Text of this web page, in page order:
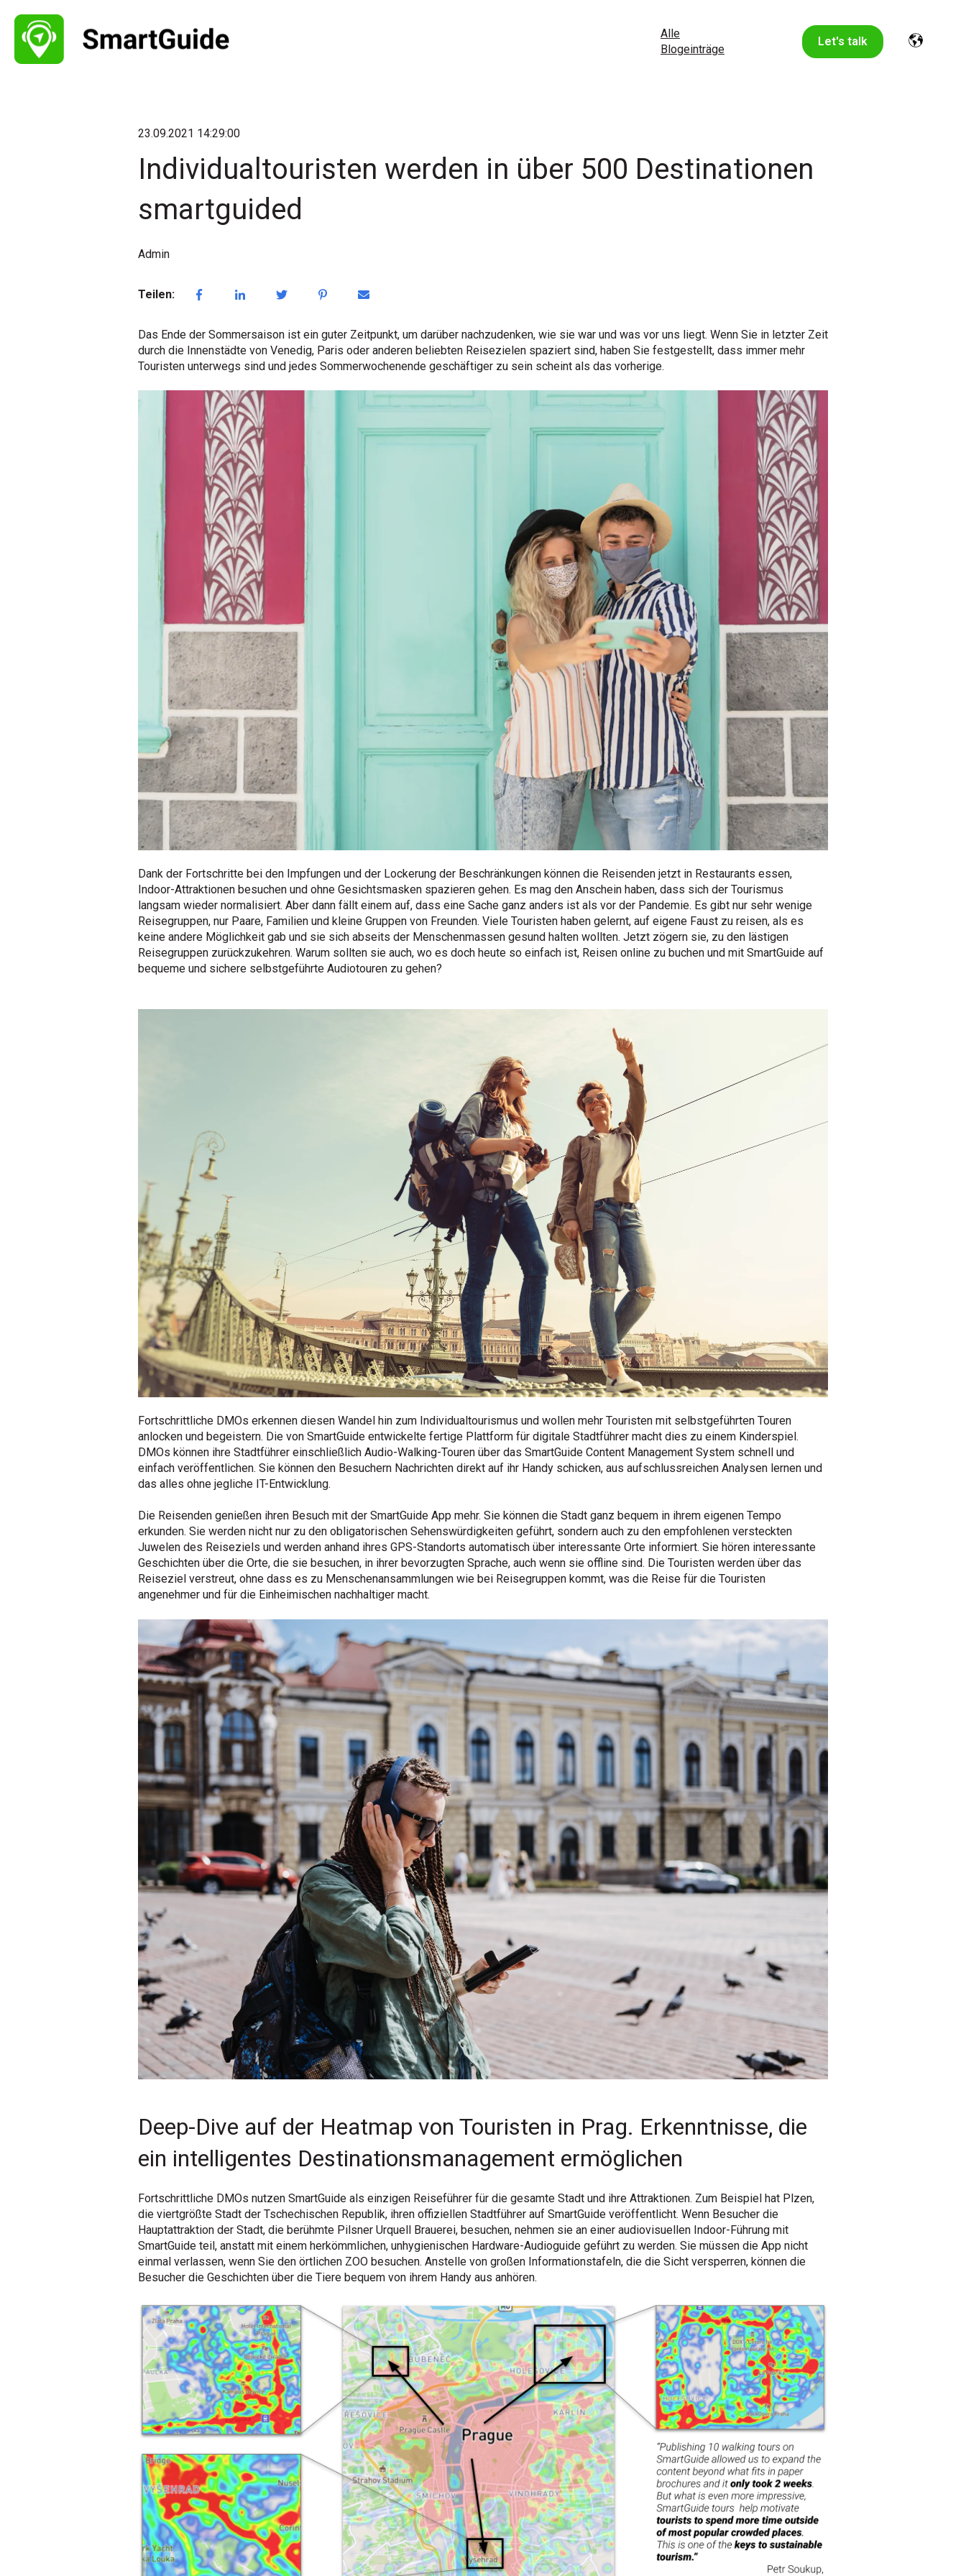
Alle
Blogeinträge
Let's talk
23.09.2021 14:29:00
Individualtouristen werden in über 500 Destinationen
smartguided
Admin
Teilen:
Das Ende der Sommersaison ist ein guter Zeitpunkt, um darüber nachzudenken, wie sie war und was vor uns liegt. Wenn Sie in letzter Zeit
durch die Innenstädte von Venedig, Paris oder anderen beliebten Reisezielen spaziert sind, haben Sie festgestellt, dass immer mehr
Touristen unterwegs sind und jedes Sommerwochenende geschäftiger zu sein scheint als das vorherige.
Dank der Fortschritte bei den Impfungen und der Lockerung der Beschränkungen können die Reisenden jetzt in Restaurants essen,
Indoor-Attraktionen besuchen und ohne Gesichtsmasken spazieren gehen. Es mag den Anschein haben, dass sich der Tourismus
langsam wieder normalisiert. Aber dann fällt einem auf, dass eine Sache ganz anders ist als vor der Pandemie. Es gibt nur sehr wenige
Reisegruppen, nur Paare, Familien und kleine Gruppen von Freunden. Viele Touristen haben gelernt, auf eigene Faust zu reisen, als es
keine andere Möglichkeit gab und sie sich abseits der Menschenmassen gesund halten wollten. Jetzt zögern sie, zu den lästigen
Reisegruppen zurückzukehren. Warum sollten sie auch, wo es doch heute so einfach ist, Reisen online zu buchen und mit SmartGuide auf
bequeme und sichere selbstgeführte Audiotouren zu gehen?
Fortschrittliche DMOs erkennen diesen Wandel hin zum Individualtourismus und wollen mehr Touristen mit selbstgeführten Touren
anlocken und begeistern. Die von SmartGuide entwickelte fertige Plattform für digitale Stadtführer macht dies zu einem Kinderspiel.
DMOs können ihre Stadtführer einschließlich Audio-Walking-Touren über das SmartGuide Content Management System schnell und
einfach veröffentlichen. Sie können den Besuchern Nachrichten direkt auf ihr Handy schicken, aus aufschlussreichen Analysen lernen und
das alles ohne jegliche IT-Entwicklung.
Die Reisenden genießen ihren Besuch mit der SmartGuide App mehr. Sie können die Stadt ganz bequem in ihrem eigenen Tempo
erkunden. Sie werden nicht nur zu den obligatorischen Sehenswürdigkeiten geführt, sondern auch zu den empfohlenen versteckten
Juwelen des Reiseziels und werden anhand ihres GPS-Standorts automatisch über interessante Orte informiert. Sie hören interessante
Geschichten über die Orte, die sie besuchen, in ihrer bevorzugten Sprache, auch wenn sie offline sind. Die Touristen werden über das
Reiseziel verstreut, ohne dass es zu Menschenansammlungen wie bei Reisegruppen kommt, was die Reise für die Touristen
angenehmer und für die Einheimischen nachhaltiger macht.
Deep-Dive auf der Heatmap von Touristen in Prag. Erkenntnisse, die
ein intelligentes Destinationsmanagement ermöglichen
Fortschrittliche DMOs nutzen SmartGuide als einzigen Reiseführer für die gesamte Stadt und ihre Attraktionen. Zum Beispiel hat Plzen,
die viertgrößte Stadt der Tschechischen Republik, ihren offiziellen Stadtführer auf SmartGuide veröffentlicht. Wenn Besucher die
Hauptattraktion der Stadt, die berühmte Pilsner Urquell Brauerei, besuchen, nehmen sie an einer audiovisuellen Indoor-Führung mit
SmartGuide teil, anstatt mit einem herkömmlichen, unhygienischen Hardware-Audioguide geführt zu werden. Sie müssen die App nicht
einmal verlassen, wenn Sie den örtlichen ZOO besuchen. Anstelle von großen Informationstafeln, die die Sicht versperren, können die
Besucher die Geschichten über die Tiere bequem von ihrem Handy aus anhören.